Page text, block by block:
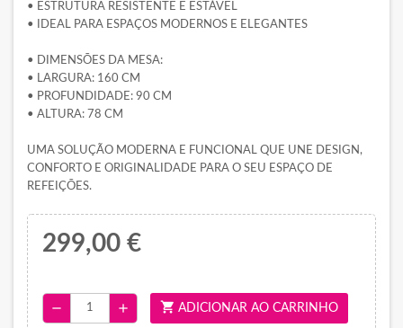
• ESTRUTURA RESISTENTE E ESTÁVEL
• IDEAL PARA ESPAÇOS MODERNOS E ELEGANTES
• DIMENSÕES DA MESA:
• LARGURA: 160 CM
• PROFUNDIDADE: 90 CM
• ALTURA: 78 CM
UMA SOLUÇÃO MODERNA E FUNCIONAL QUE UNE DESIGN,
CONFORTO E ORIGINALIDADE PARA O SEU ESPAÇO DE
REFEIÇÕES.
299,00 €
remove add shopping_cart ADICIONAR AO CARRINHO